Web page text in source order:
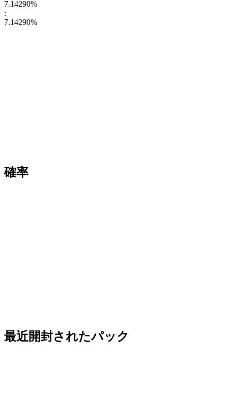
7.14290%
:
7.14290%
確率
最近開封されたパック